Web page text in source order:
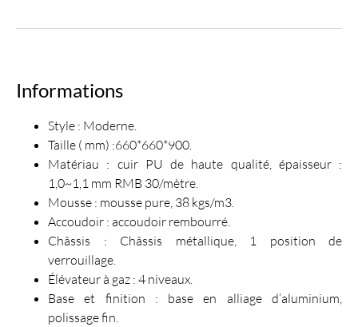
Informations
Style : Moderne.
Taille ( mm) :660*660*900.
Matériau : cuir PU de haute qualité, épaisseur :
1,0~1,1 mm RMB 30/mètre.
Mousse : mousse pure, 38 kgs/m3.
Accoudoir : accoudoir rembourré.
Châssis : Châssis métallique, 1 position de
verrouillage.
Élévateur à gaz : 4 niveaux.
Base et finition : base en alliage d’aluminium,
polissage fin.